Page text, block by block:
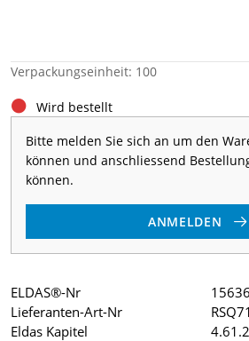
Verpackungseinheit: 100
Wird bestellt
Bitte melden Sie sich an um den
können und anschliessend
können.
ANMELDEN
ELDAS®-Nr
Lieferanten-Art-Nr
Eldas Kapitel